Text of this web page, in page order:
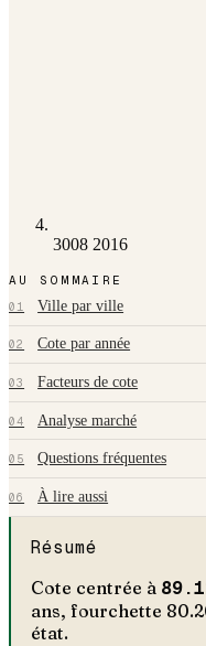
3008 2016
AU SOMMAIRE
01 Ville par ville
02 Cote par année
03 Facteurs de cote
04 Analyse marché
05 Questions fréquentes
06 À lire aussi
Résumé
Cote centrée à
ans, fourchette
état.